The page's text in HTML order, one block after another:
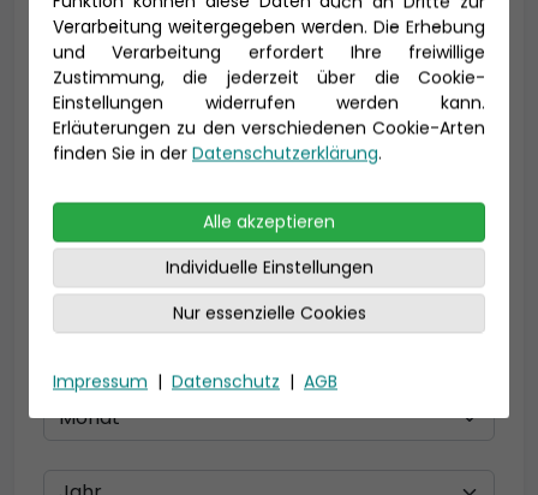
E-Mail *
Geburtsdatum
Verarbeitung weitergegeben werden. Die Erhebung
und Verarbeitung erfordert Ihre freiwillige
Zustimmung, die jederzeit über die Cookie-
Einstellungen widerrufen werden kann.
Erläuterungen zu den verschiedenen Cookie-Arten
finden Sie in der Datenschutzerklärung.
Alle akzeptieren
Individuelle Einstellungen
Nur essenzielle Cookies
Impressum | Datenschutz | AGB